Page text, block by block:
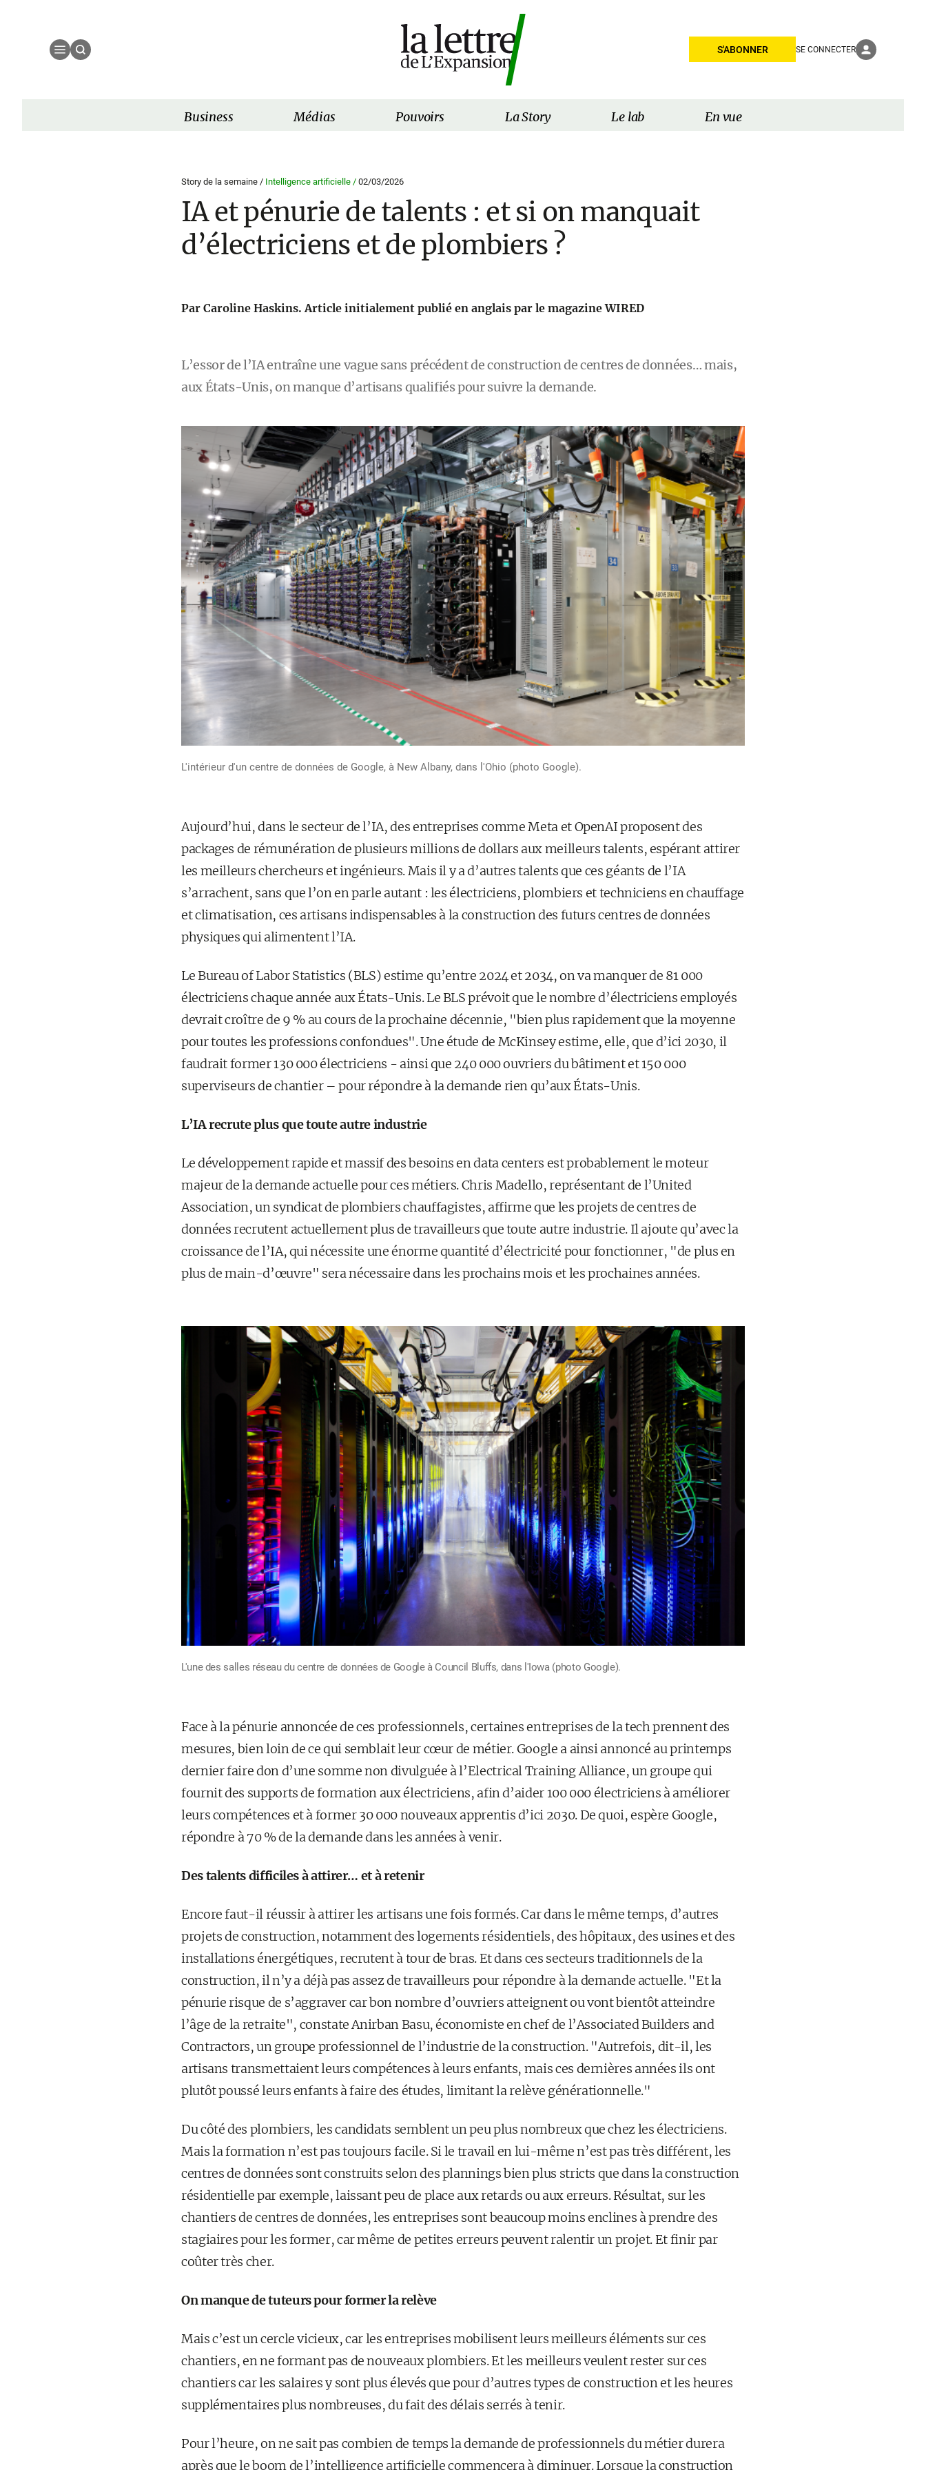
S'ABONNER SE CONNECTER
Business Médias Pouvoirs La Story Le lab En vue
Story de la semaine / Intelligence artificielle / 02/03/2026
IA et pénurie de talents : et si on manquait
d’électriciens et de plombiers ?
Par Caroline Haskins. Article initialement publié en anglais par le magazine WIRED
L’essor de l’IA entraîne une vague sans précédent de construction de centres de données… mais,
aux États-Unis, on manque d’artisans qualifiés pour suivre la demande.
L'intérieur d'un centre de données de Google, à New Albany, dans l'Ohio (photo Google).
Aujourd’hui, dans le secteur de l’IA, des entreprises comme Meta et OpenAI proposent des
packages de rémunération de plusieurs millions de dollars aux meilleurs talents, espérant attirer
les meilleurs chercheurs et ingénieurs. Mais il y a d’autres talents que ces géants de l’IA
s’arrachent, sans que l’on en parle autant : les électriciens, plombiers et techniciens en chauffage
et climatisation, ces artisans indispensables à la construction des futurs centres de données
physiques qui alimentent l’IA.
Le Bureau of Labor Statistics (BLS) estime qu’entre 2024 et 2034, on va manquer de 81 000
électriciens chaque année aux États-Unis. Le BLS prévoit que le nombre d’électriciens employés
devrait croître de 9 % au cours de la prochaine décennie, "bien plus rapidement que la moyenne
pour toutes les professions confondues". Une étude de McKinsey estime, elle, que d’ici 2030, il
faudrait former 130 000 électriciens - ainsi que 240 000 ouvriers du bâtiment et 150 000
superviseurs de chantier – pour répondre à la demande rien qu’aux États-Unis.
L’IA recrute plus que toute autre industrie
Le développement rapide et massif des besoins en data centers est probablement le moteur
majeur de la demande actuelle pour ces métiers. Chris Madello, représentant de l’United
Association, un syndicat de plombiers chauffagistes, affirme que les projets de centres de
données recrutent actuellement plus de travailleurs que toute autre industrie. Il ajoute qu’avec la
croissance de l’IA, qui nécessite une énorme quantité d’électricité pour fonctionner, "de plus en
plus de main-d’œuvre" sera nécessaire dans les prochains mois et les prochaines années.
L'une des salles réseau du centre de données de Google à Council Bluffs, dans l'Iowa (photo Google).
Face à la pénurie annoncée de ces professionnels, certaines entreprises de la tech prennent des
mesures, bien loin de ce qui semblait leur cœur de métier. Google a ainsi annoncé au printemps
dernier faire don d’une somme non divulguée à l’Electrical Training Alliance, un groupe qui
fournit des supports de formation aux électriciens, afin d’aider 100 000 électriciens à améliorer
leurs compétences et à former 30 000 nouveaux apprentis d’ici 2030. De quoi, espère Google,
répondre à 70 % de la demande dans les années à venir.
Des talents difficiles à attirer… et à retenir
Encore faut-il réussir à attirer les artisans une fois formés. Car dans le même temps, d’autres
projets de construction, notamment des logements résidentiels, des hôpitaux, des usines et des
installations énergétiques, recrutent à tour de bras. Et dans ces secteurs traditionnels de la
construction, il n’y a déjà pas assez de travailleurs pour répondre à la demande actuelle. "Et la
pénurie risque de s’aggraver car bon nombre d’ouvriers atteignent ou vont bientôt atteindre
l’âge de la retraite", constate Anirban Basu, économiste en chef de l’Associated Builders and
Contractors, un groupe professionnel de l’industrie de la construction. "Autrefois, dit-il, les
artisans transmettaient leurs compétences à leurs enfants, mais ces dernières années ils ont
plutôt poussé leurs enfants à faire des études, limitant la relève générationnelle."
Du côté des plombiers, les candidats semblent un peu plus nombreux que chez les électriciens.
Mais la formation n’est pas toujours facile. Si le travail en lui-même n’est pas très différent, les
centres de données sont construits selon des plannings bien plus stricts que dans la construction
résidentielle par exemple, laissant peu de place aux retards ou aux erreurs. Résultat, sur les
chantiers de centres de données, les entreprises sont beaucoup moins enclines à prendre des
stagiaires pour les former, car même de petites erreurs peuvent ralentir un projet. Et finir par
coûter très cher.
On manque de tuteurs pour former la relève
Mais c’est un cercle vicieux, car les entreprises mobilisent leurs meilleurs éléments sur ces
chantiers, en ne formant pas de nouveaux plombiers. Et les meilleurs veulent rester sur ces
chantiers car les salaires y sont plus élevés que pour d’autres types de construction et les heures
supplémentaires plus nombreuses, du fait des délais serrés à tenir.
Pour l’heure, on ne sait pas combien de temps la demande de professionnels du métier durera
après que le boom de l’intelligence artificielle commencera à diminuer. Lorsque la construction